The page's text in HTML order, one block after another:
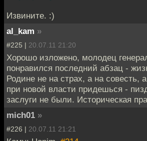
Извините. :)
al_kam »
#225 | 20.07.11 21:20
Хорошо изложено, молодец
понравился последний абзац -
Родине не на страх, а на совесть,
при новой власти придешься -
заслуги не были. Историческая
mich01 »
#226 | 20.07.11 21:21